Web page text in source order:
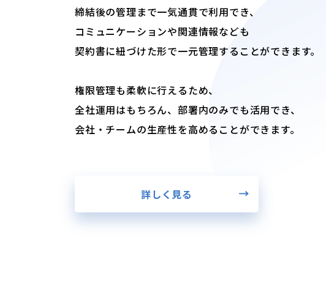
締結後の管理まで一気通貫で利用でき、
コミュニケーションや関連情報なども
契約書に紐づけた形で一元管理することができます。
権限管理も柔軟に行えるため、
全社運用はもちろん、部署内のみでも活用でき、
会社・チームの生産性を高めることができます。
詳しく見る